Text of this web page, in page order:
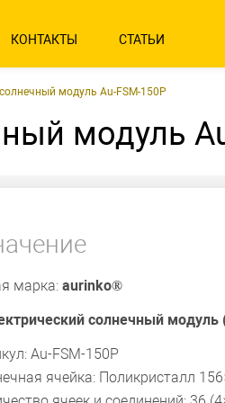
КОНТАКТЫ СТАТЬИ
модуль Au-FSM-150P
модуль
марка: aurinko®
солнечный модуль
Au-FSM-150P
ячейка: Поликристалл